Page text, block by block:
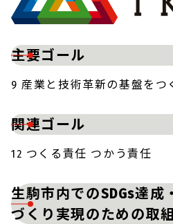
主要ゴール
9 産業と技術革新の基盤をつ
関連ゴール
12 つくる責任 つかう責任
生駒市内でのSDGs達成
づくり実現のための取